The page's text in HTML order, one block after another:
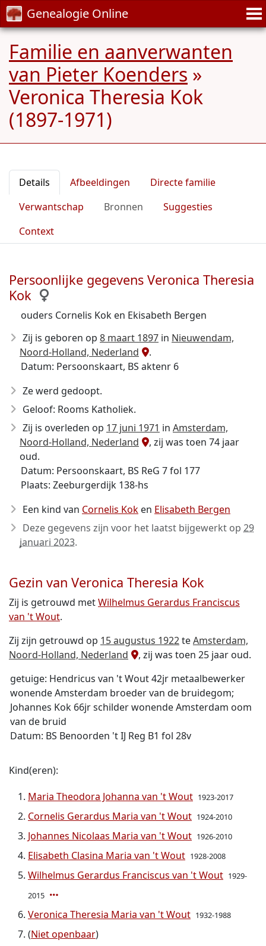
Genealogie Online
Familie en aanverwanten
van Pieter Koenders »
Veronica Theresia Kok
(1897-1971)
Details Afbeeldingen
Directe familie
Verwantschap
Bronnen
Suggesties
Context
Persoonlijke gegevens Veronica Theresia
Kok
ouders Cornelis Kok en Ekisabeth Bergen
Zij is geboren op 8 maart 1897 in Nieuwendam,
Noord-Holland, Nederland
.
Datum: Persoonskaart, BS aktenr 6
Ze werd gedoopt.
Geloof: Rooms Katholiek.
Zij is overleden op 17 juni 1971 in Amsterdam,
Noord-Holland, Nederland
, zij was toen 74 jaar
oud.
Datum: Persoonskaart, BS ReG 7 fol 177
Plaats: Zeeburgerdijk 138-hs
Een kind van Cornelis Kok en Elisabeth Bergen
Deze gegevens zijn voor het laatst bijgewerkt op 29
januari 2023.
Gezin van Veronica Theresia Kok
Zij is getrouwd metWilhelmus Gerardus Franciscus
van 't Wout.
Zij zijn getrouwd op 15 augustus 1922teAmsterdam,
Noord-Holland, Nederland
, zij was toen 25 jaar oud.
getuige: Hendricus van 't Wout 42jr metaalbewerker
wonende Amsterdam broeder van de bruidegom;
Johannes Kok 66jr schilder wonende Amsterdam oom
van de bruid
Datum: BS Benoorden 't IJ Reg B1 fol 28v
Kind(eren):
Maria Theodora Johanna van 't Wout 1923-2017
Cornelis Gerardus Maria van 't Wout 1924-2010
Johannes Nicolaas Maria van 't Wout 1926-2010
Elisabeth Clasina Maria van 't Wout 1928-2008
Wilhelmus Gerardus Franciscus van 't Wout 1929-
2015
Veronica Theresia Maria van 't Wout 1932-1988
(Niet openbaar)